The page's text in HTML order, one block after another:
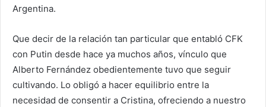
Argentina.
Que decir de la relación tan particular que entabló CFK
con Putin desde hace ya muchos años, vínculo que
Alberto Fernández obedientemente tuvo que seguir
cultivando. Lo obligó a hacer equilibrio entre la
necesidad de consentir a Cristina, ofreciendo a nuestro